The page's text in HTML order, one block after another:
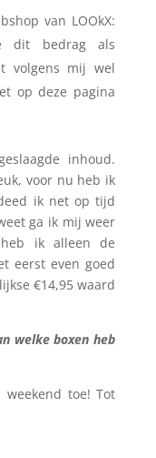
van LOOkX:
dit bedrag als
volgens mij wel
op deze pagina
inhoud.
voor nu heb ik
ik net op tijd
ga ik mij weer
ik alleen de
eerst even goed
€14,95 waard
welke boxen heb
toe! Tot